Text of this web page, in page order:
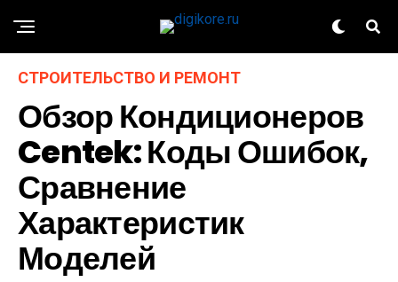
СТРОИТЕЛЬСТВО И РЕМОНТ
Обзор Кондиционеров
Centek: Коды Ошибок,
Сравнение
Характеристик
Моделей